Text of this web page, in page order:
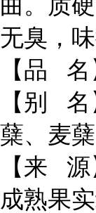
无臭，味
【品 名
【别
蘖、麦蘖
【来
成熟果